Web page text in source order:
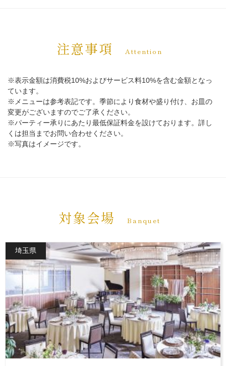
注意事項 Attention
※表示金額は消費税10%およびサービス料10%を含む金額となっ
ています。
※メニューは参考表記です。季節により食材や盛り付け、お皿の
変更がございますのでご了承ください。
※パーティー承りにあたり最低保証料金を設けております。詳し
くは担当までお問い合わせください。
※写真はイメージです。
対象会場 Banquet
埼玉県